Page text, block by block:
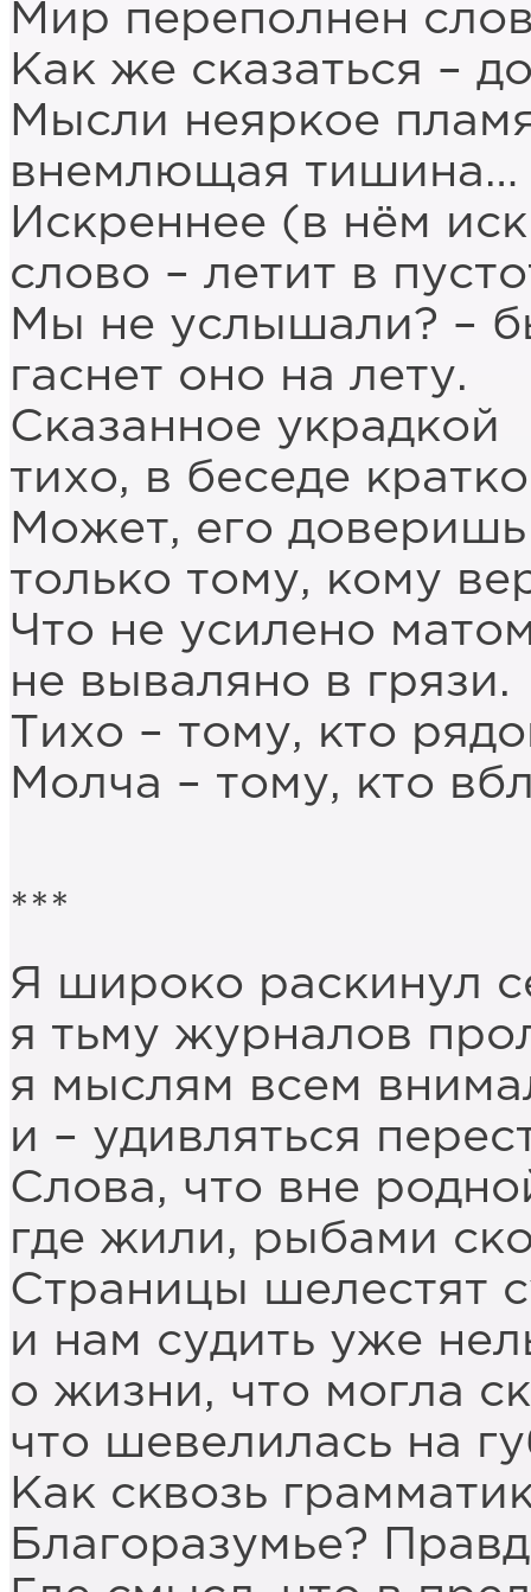
Мир переполнен
Как же сказаться –
Мысли неяркое
внемлющая тишина…
Искреннее (в нём
слово – летит в
Мы не услышали? –
гаснет оно на лету.
Сказанное украдкой
тихо, в беседе
Может, его доверишь
только тому, кому
Что не усилено
не вываляно в грязи.
Тихо – тому, кто
Молча – тому, кто
***
Я широко раскинул
я тьму журналов
я мыслям всем
и – удивляться
Слова, что вне
где жили, рыбами
Страницы шелестят
и нам судить уже
о жизни, что могла
что шевелилась на
Как сквозь
Благоразумье?